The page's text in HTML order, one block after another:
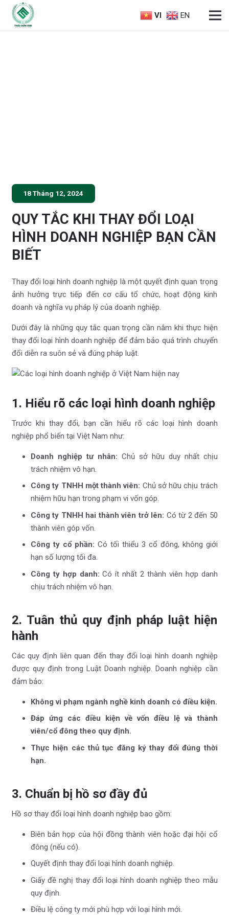
VI EN
18 Tháng 12, 2024
QUY TẮC KHI THAY ĐỔI LOẠI
HÌNH DOANH NGHIỆP BẠN CẦN
BIẾT
Thay đổi loại hình doanh nghiệp là một quyết định quan trọng
ảnh hưởng trực tiếp đến cơ cấu tổ chức, hoạt động kinh
doanh và nghĩa vụ pháp lý của doanh nghiệp.
Dưới đây là những quy tắc quan trọng cần nắm khi thực hiện
thay đổi loại hình doanh nghiệp để đảm bảo quá trình chuyển
đổi diễn ra suôn sẻ và đúng pháp luật.
1. Hiểu rõ các loại hình doanh nghiệp
Trước khi thay đổi, bạn cần hiểu rõ các loại hình doanh
nghiệp phổ biến tại Việt Nam như:
Doanh nghiệp tư nhân: Chủ sở hữu duy nhất chịu
trách nhiệm vô hạn.
Công ty TNHH một thành viên: Chủ sở hữu chịu trách
nhiệm hữu hạn trong phạm vi vốn góp.
Công ty TNHH hai thành viên trở lên: Có từ 2 đến 50
thành viên góp vốn.
Công ty cổ phần: Có tối thiểu 3 cổ đông, không giới
hạn số lượng tối đa.
Công ty hợp danh: Có ít nhất 2 thành viên hợp danh
chịu trách nhiệm vô hạn.
2. Tuân thủ quy định pháp luật hiện
hành
Các quy định liên quan đến thay đổi loại hình doanh nghiệp
được quy định trong Luật Doanh nghiệp. Doanh nghiệp cần
đảm bảo:
Không vi phạm ngành nghề kinh doanh có điều kiện.
Đáp ứng các điều kiện về vốn điều lệ và thành
viên/cổ đông theo quy định.
Thực hiện các thủ tục đăng ký thay đổi đúng thời
hạn.
3. Chuẩn bị hồ sơ đầy đủ
Hồ sơ thay đổi loại hình doanh nghiệp bao gồm:
Biên bản họp của hội đồng thành viên hoặc đại hội cổ
đông (nếu có).
Quyết định thay đổi loại hình doanh nghiệp.
Giấy đề nghị thay đổi loại hình doanh nghiệp theo mẫu
quy định.
Điều lệ công ty mới phù hợp với loại hình mới.